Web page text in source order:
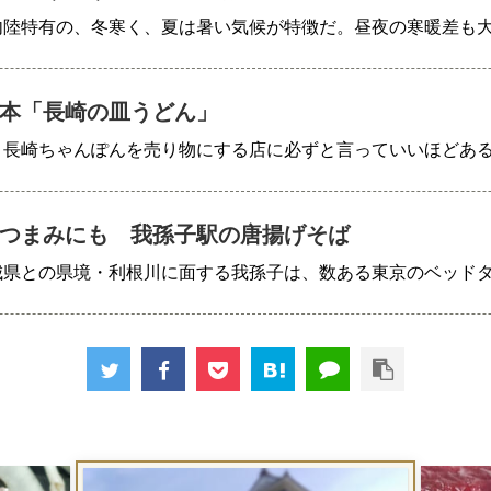
特有の、冬寒く、夏は暑い気候が特徴だ。昼夜の寒暖差も
「長崎の皿うどん」
崎ちゃんぽんを売り物にする店に必ずと言っていいほどあ
まみにも 我孫子駅の唐揚げそば
との県境・利根川に面する我孫子は、数ある東京のベッド